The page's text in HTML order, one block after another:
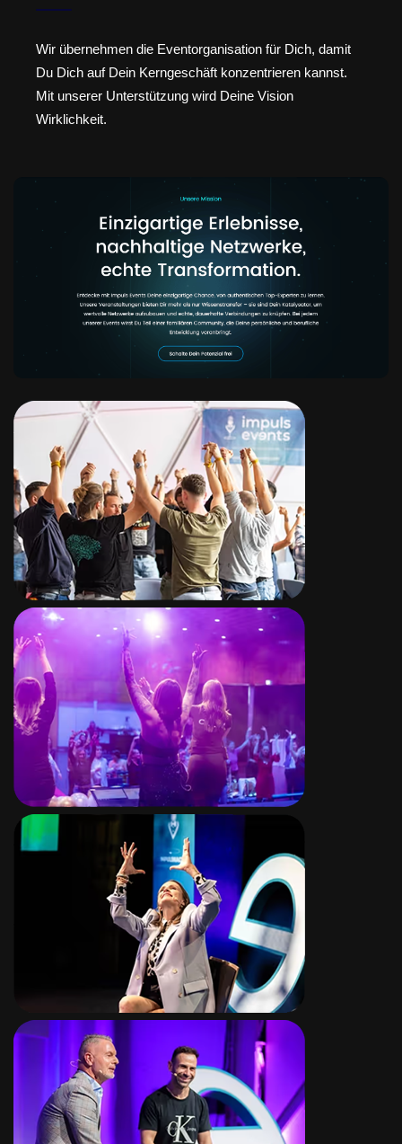
Wir übernehmen die Eventorganisation für Dich, damit
Du Dich auf Dein Kerngeschäft konzentrieren kannst.
Mit unserer Unterstützung wird Deine Vision
Wirklichkeit.